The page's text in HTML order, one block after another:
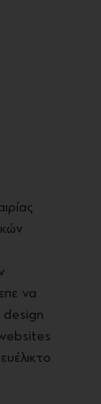
να
design